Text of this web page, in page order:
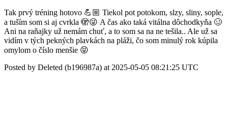
Tak prvý tréning hotovo 💪🏼 Tiekol pot potokom, slzy, sliny, sople,
a tuším som si aj cvrkla 🫣😜 A čas ako taká vitálna dôchodkyňa 🥴
Ani na raňajky už nemám chuť, a to som sa na ne tešila.. Ale už sa
vidím v tých pekných plavkách na pláži, čo som minulý rok kúpila
omylom o číslo menšie 😝
Posted by Deleted (b196987a) at 2025-05-05 08:21:25 UTC